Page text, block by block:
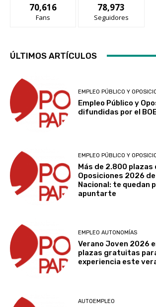
70,616
Fans
78,973
Seguidores
ÚLTIMOS ARTÍCULOS
EMPLEO PÚBLICO Y
Empleo Público y
difundidas por el
EMPLEO PÚBLICO Y
Más de 2.800 plazas
Oposiciones 2026
Nacional: te quedan
apuntarte
EMPLEO AUTONOMÍAS
Verano Joven 2026
plazas gratuitas
experiencia este
AUTOEMPLEO